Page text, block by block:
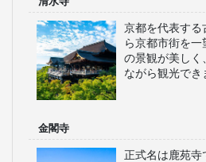
京都を代表する
ら京都市街を一
の景観が美しく
ながら観光でき
金閣寺
正式名は鹿苑